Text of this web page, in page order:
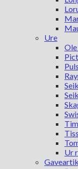
Ure
Ur